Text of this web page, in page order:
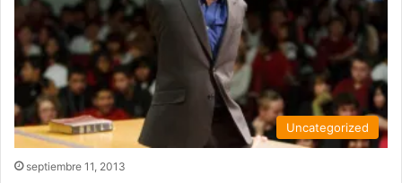
Uncategorized
septiembre 11, 2013